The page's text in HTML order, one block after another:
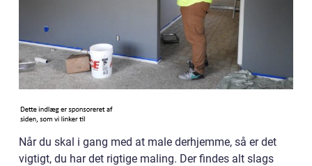
Når du skal i gang med at male derhjemme, så er det
vigtigt, du har det rigtige maling. Der findes alt slags